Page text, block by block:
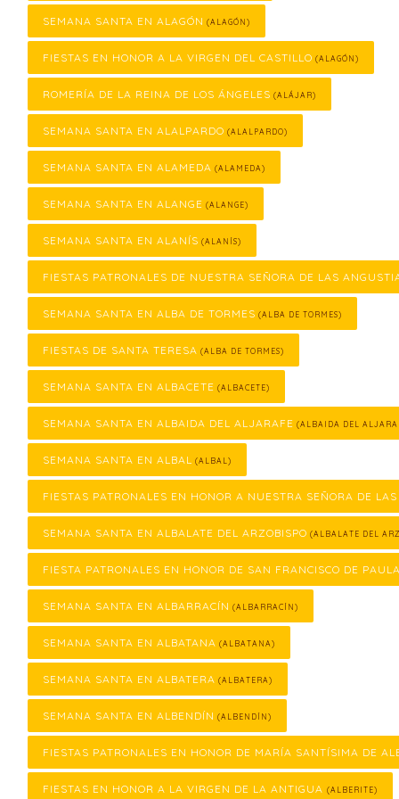
SEMANA SANTA EN ALAGÓN (ALAGÓN)
FIESTAS EN HONOR A LA VIRGEN DEL CASTILLO (ALAGÓN)
ROMERÍA DE LA REINA DE LOS ÁNGELES (ALÁJAR)
SEMANA SANTA EN ALALPARDO (ALALPARDO)
SEMANA SANTA EN ALAMEDA (ALAMEDA)
SEMANA SANTA EN ALANGE (ALANGE)
SEMANA SANTA EN ALANÍS (ALANÍS)
FIESTAS PATRONALES DE NUESTRA SEÑORA DE LAS
SEMANA SANTA EN ALBA DE TORMES (ALBA DE TORMES)
FIESTAS DE SANTA TERESA (ALBA DE TORMES)
SEMANA SANTA EN ALBACETE (ALBACETE)
SEMANA SANTA EN ALBAIDA DEL ALJARAFE (ALBAIDA DEL
SEMANA SANTA EN ALBAL (ALBAL)
FIESTAS PATRONALES EN HONOR A NUESTRA SEÑORA DE
SEMANA SANTA EN ALBALATE DEL ARZOBISPO (ALBALATE DEL
FIESTA PATRONALES EN HONOR DE SAN FRANCISCO DE
SEMANA SANTA EN ALBARRACÍN (ALBARRACÍN)
SEMANA SANTA EN ALBATANA (ALBATANA)
SEMANA SANTA EN ALBATERA (ALBATERA)
SEMANA SANTA EN ALBENDÍN (ALBENDÍN)
FIESTAS PATRONALES EN HONOR DE MARÍA SANTÍSIMA DE
FIESTAS EN HONOR A LA VIRGEN DE LA ANTIGUA (ALBERITE)